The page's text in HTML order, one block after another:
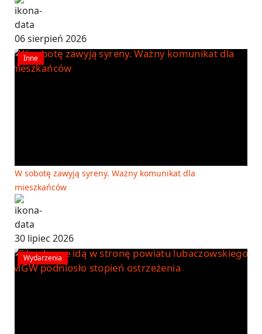
06 sierpień 2026
Inne
W sobotę zawyją syreny. Ważny komunikat dla
mieszkańców
30 lipiec 2026
Wydarzenia